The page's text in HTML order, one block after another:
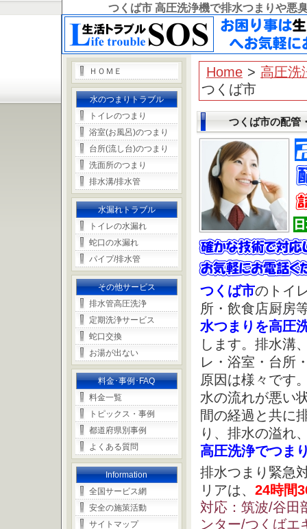
つくば市 高圧洗浄機で排水つまりや悪
Home > 高圧洗
つくば市
つくば市の配管
つくば市のトイ
所・飲食店厨房
水つまりを高圧
します。排水溝
レ・浴室・台所
原因は様々です
水の流れが悪い
間の経過と共に
り、排水の溢れ
高圧洗浄でつま
排水つまり緊急
リアは、 24時間
対応：筑波/谷田
ンター/つくばエ
ＨＯＭＥ
水のつまりトラブル
トイレのつまり
浴室(お風呂)のつまり
台所(流し台)のつまり
洗面所のつまり
排水溝/排水管
水漏れトラブル
トイレの水漏れ
蛇口の水漏れ
パイプ/排水管
その他サービス
排水管高圧洗浄
定期洗浄サービス
蛇口交換
お湯が出ない
料金･事例･FAQ
料金一覧
トピックス・事例
都道府県別事例
よくある質問
Information
全国サービス網
安全の施策活動
サイトマップ